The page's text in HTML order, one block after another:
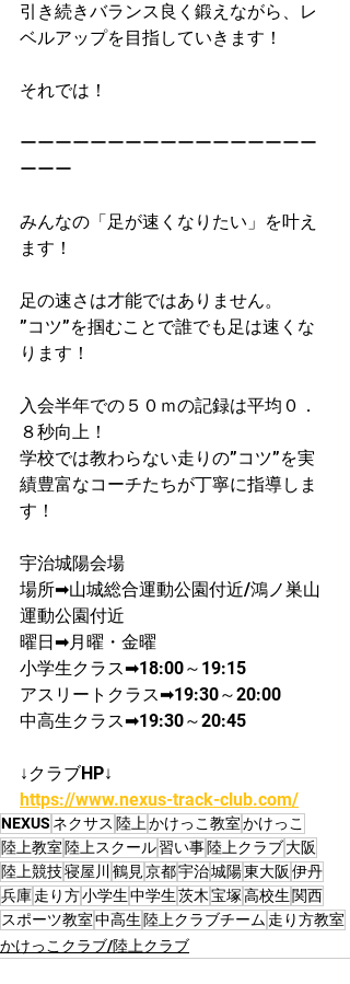
引き続きバランス良く鍛えながら、レ
ベルアップを目指していきます！
それでは！
ーーーーーーーーーーーーーーーーー
ーーー
みんなの「足が速くなりたい」を叶え
ます！
足の速さは才能ではありません。
”コツ”を掴むことで誰でも足は速くな
ります！
入会半年での５０ｍの記録は平均０．
８秒向上！​
学校では教わらない走りの”コツ”を実
績豊富なコーチたちが丁寧に指導しま
す！
宇治城陽会場
場所➡山城総合運動公園付近/鴻ノ巣山
運動公園付近
曜日➡月曜・金曜
​小学生クラス➡18:00～19:15
アスリートクラス➡19:30～20:00
中高生クラス➡19:30～20:45
↓クラブHP↓
https://www.nexus-track-club.com/
NEXUS ネクサス 陸上かけっこ教室かけっこ
陸上教室 陸上スクール習い事陸上クラブ大阪
陸上競技寝屋川 鶴見京都宇治城陽東大阪 伊丹
兵庫走り方小学生中学生茨木宝塚高校生 関西
スポーツ教室中高生 陸上クラブチーム 走り方教室
かけっこクラブ/陸上クラブ